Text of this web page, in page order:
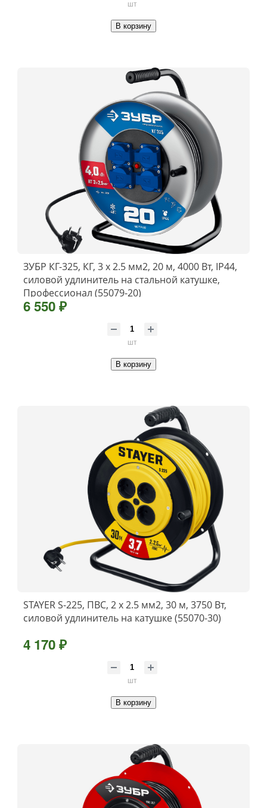
шт
В корзину
ЗУБР КГ-325, КГ, 3 x 2.5 мм2, 20 м, 4000 Вт, IP44,
силовой удлинитель на стальной катушке,
Профессионал (55079-20)
6 550 ₽
шт
В корзину
STAYER S-225, ПВС, 2 х 2.5 мм2, 30 м, 3750 Вт,
силовой удлинитель на катушке (55070-30)
4 170 ₽
шт
В корзину